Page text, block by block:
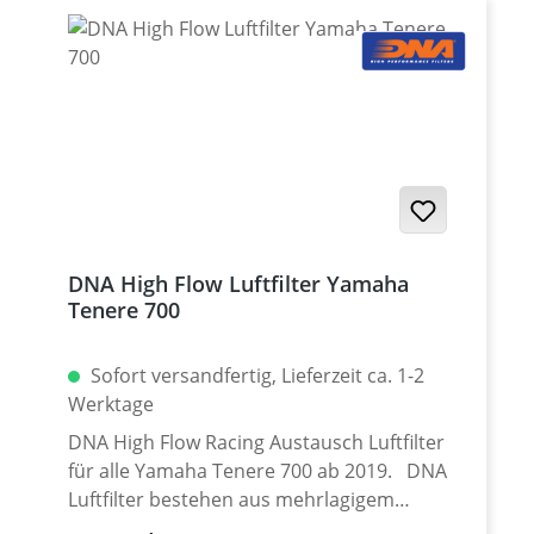
DNA High Flow Luftfilter Yamaha
Tenere 700
Sofort versandfertig, Lieferzeit ca. 1-2
Werktage
DNA High Flow Racing Austausch Luftfilter
für alle Yamaha Tenere 700 ab 2019. DNA
Luftfilter bestehen aus mehrlagigem
Gewebe, das hauchdünn mit einem